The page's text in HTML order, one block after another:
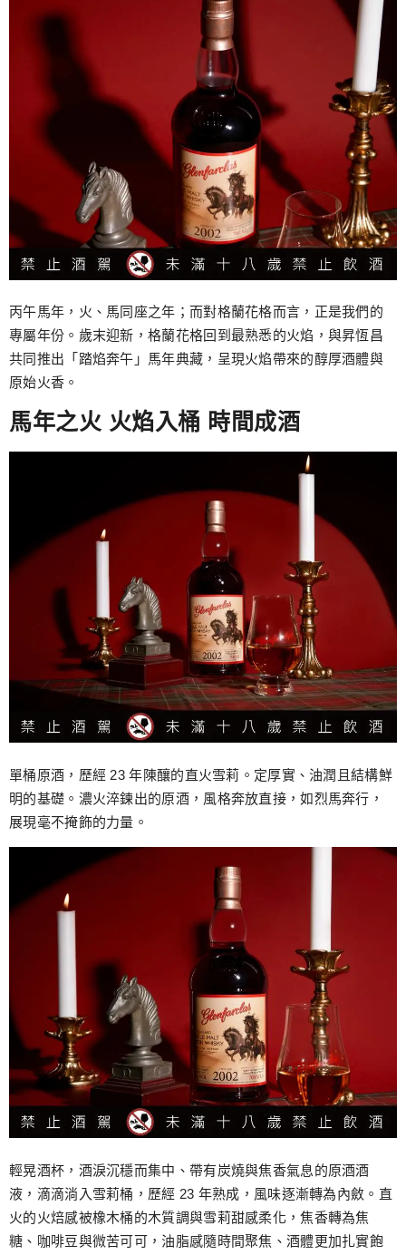
丙午馬年，火、馬同座之年；而對格蘭花格而言，正是我們的
專屬年份。歲末迎新，格蘭花格回到最熟悉的火焰，與昇恆昌
共同推出「踏焰奔午」馬年典藏，呈現火焰帶來的醇厚酒體與
原始火香。
馬年之火 火焰入桶 時間成酒
單桶原酒，歷經 23 年陳釀的直火雪莉。定厚實、油潤且結構鮮
明的基礎。濃火淬鍊出的原酒，風格奔放直接，如烈馬奔行，
展現毫不掩飾的力量。
輕晃酒杯，酒淚沉穩而集中、帶有炭燒與焦香氣息的原酒酒
液，滴滴淌入雪莉桶，歷經 23 年熟成，風味逐漸轉為內斂。直
火的火焙感被橡木桶的木質調與雪莉甜感柔化，焦香轉為焦
糖、咖啡豆與微苦可可，油脂感隨時間聚焦、酒體更加扎實飽